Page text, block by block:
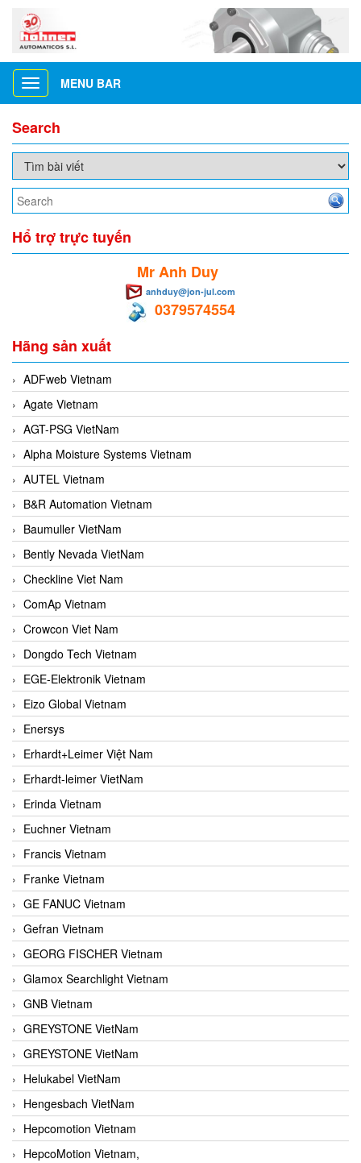
Toggle
navigation
MENU BAR
Search
Hổ trợ trực tuyến
Mr Anh Duy
anhduy@jon-jul.com
0379574554
Hãng sản xuất
ADFweb Vietnam
Agate Vietnam
AGT-PSG VietNam
Alpha Moisture Systems Vietnam
AUTEL Vietnam
B&R Automation Vietnam
Baumuller VietNam
Bently Nevada VietNam
Checkline Viet Nam
ComAp Vietnam
Crowcon Viet Nam
Dongdo Tech Vietnam
EGE-Elektronik Vietnam
Eizo Global Vietnam
Enersys
Erhardt+Leimer Việt Nam
Erhardt-leimer VietNam
Erinda Vietnam
Euchner Vietnam
Francis Vietnam
Franke Vietnam
GE FANUC Vietnam
Gefran Vietnam
GEORG FISCHER Vietnam
Glamox Searchlight Vietnam
GNB Vietnam
GREYSTONE VietNam
GREYSTONE VietNam
Helukabel VietNam
Hengesbach VietNam
Hepcomotion Vietnam
HepcoMotion Vietnam,